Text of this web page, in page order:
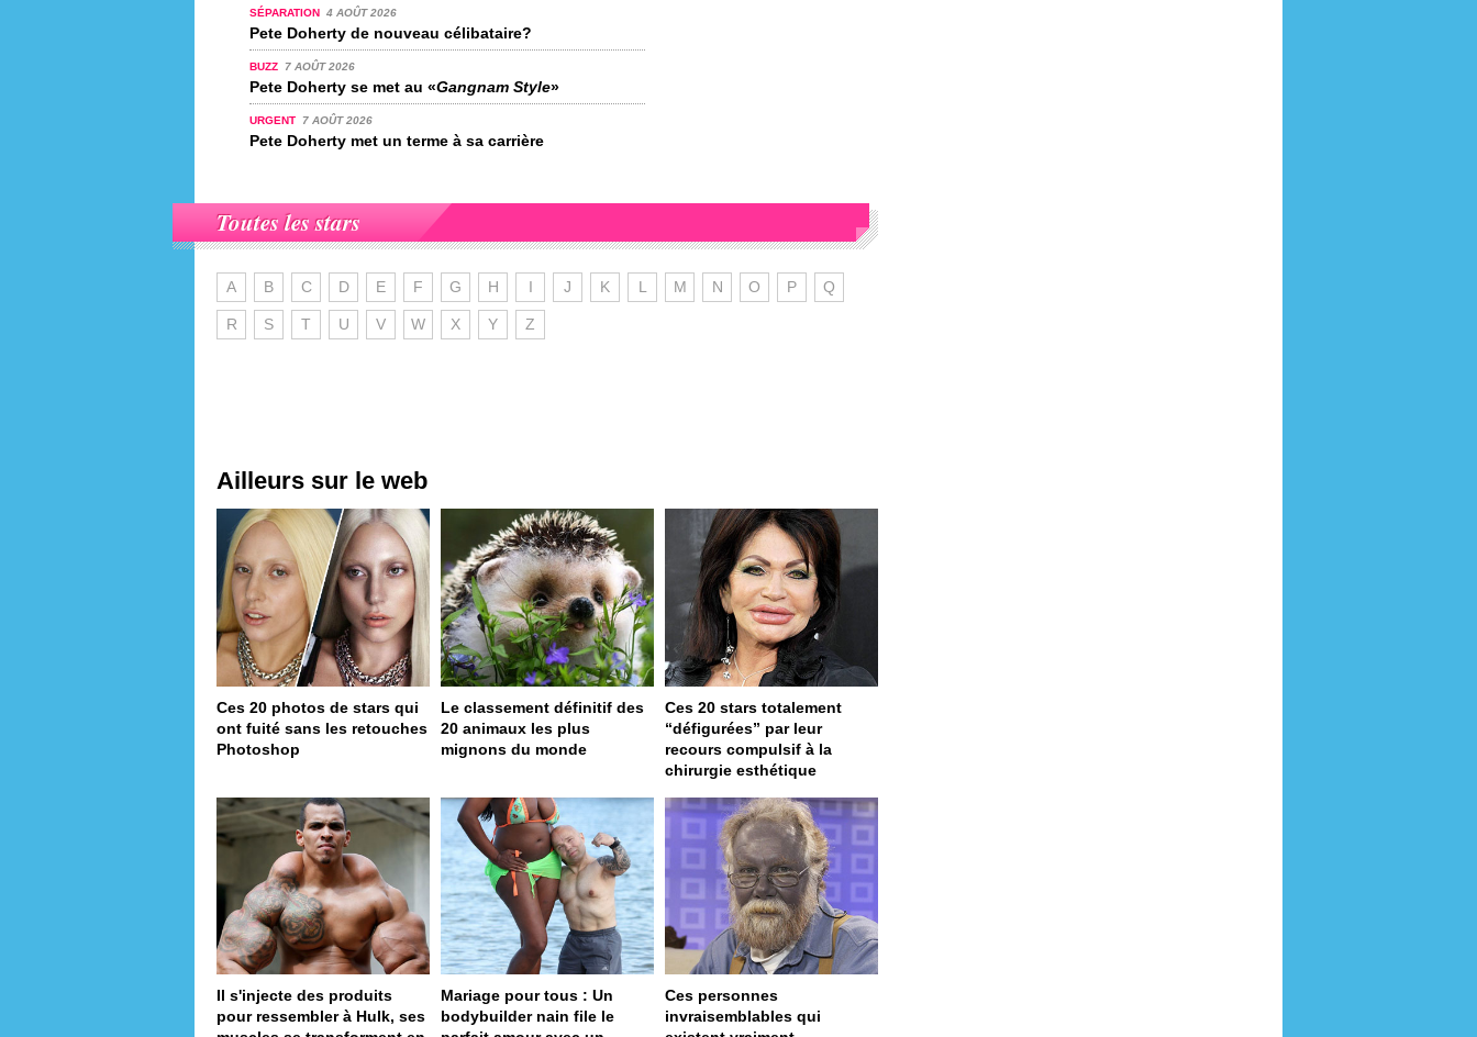
SÉPARATION 4 AOÛT 2026
Pete Doherty de nouveau célibataire?
BUZZ 7 AOÛT 2026
Pete Doherty se met au «Gangnam Style»
URGENT 7 AOÛT 2026
Pete Doherty met un terme à sa carrière
Toutes les stars
A B C D E F G H I J K L M N O P Q
R S T U V W X Y Z
Ailleurs sur le web
Ces 20 photos de stars qui
ont fuité sans les retouches
Photoshop
Le classement définitif des
20 animaux les plus
mignons du monde
Ces 20 stars totalement
“défigurées” par leur
recours compulsif à la
chirurgie esthétique
Il s'injecte des produits
pour ressembler à Hulk, ses
Mariage pour tous : Un
bodybuilder nain file le
Ces personnes
invraisemblables qui